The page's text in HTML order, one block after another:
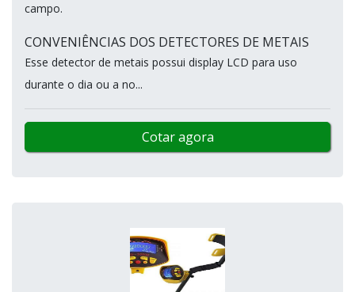
campo.
CONVENIÊNCIAS DOS DETECTORES DE METAIS
Esse detector de metais possui display LCD para uso
durante o dia ou a no...
Cotar agora